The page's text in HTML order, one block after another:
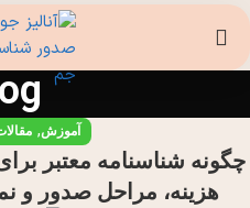
آموزش,
چگونه شناسنامه معتبر
هزینه، مراحل صدور و